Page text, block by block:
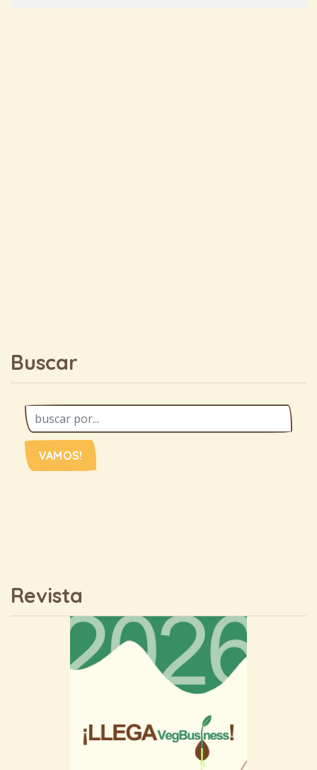
Buscar
VAMOS!
Revista